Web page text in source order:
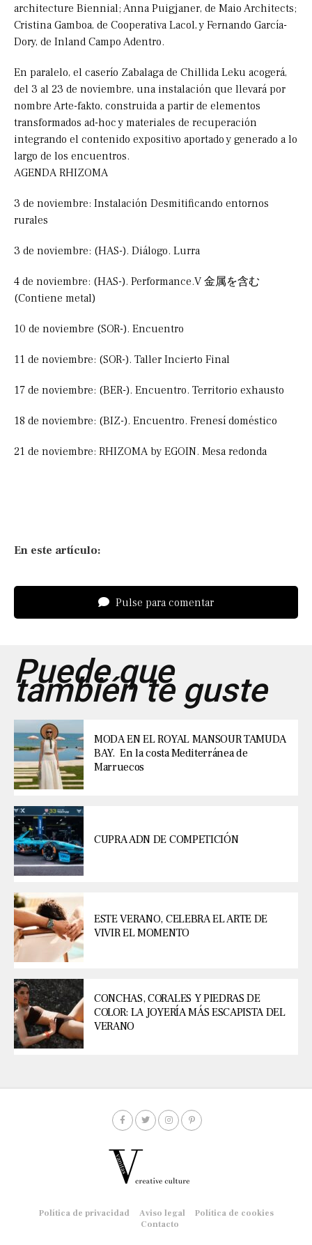
architecture Biennial; Anna Puigjaner, de Maio Architects;
Cristina Gamboa, de Cooperativa Lacol, y Fernando García-
Dory, de Inland Campo Adentro.
En paralelo, el caserío Zabalaga de Chillida Leku acogerá,
del 3 al 23 de noviembre, una instalación que llevará por
nombre Arte-fakto, construida a partir de elementos
transformados ad-hoc y materiales de recuperación
integrando el contenido expositivo aportado y generado a lo
largo de los encuentros.
AGENDA RHIZOMA
3 de noviembre: Instalación Desmitificando entornos
rurales
3 de noviembre: (HAS-). Diálogo. Lurra
4 de noviembre: (HAS-). Performance.V 金属を含む
(Contiene metal)
10 de noviembre (SOR-). Encuentro
11 de noviembre: (SOR-). Taller Incierto Final
17 de noviembre: (BER-). Encuentro. Territorio exhausto
18 de noviembre: (BIZ-). Encuentro. Frenesí doméstico
21 de noviembre: RHIZOMA by EGOIN. Mesa redonda
En este artículo:
Pulse para comentar
Puede que
también te guste
MODA EN EL ROYAL MANSOUR TAMUDA
BAY. En la costa Mediterránea de
Marruecos
CUPRA ADN DE COMPETICIÓN
ESTE VERANO, CELEBRA EL ARTE DE
VIVIR EL MOMENTO
CONCHAS, CORALES Y PIEDRAS DE
COLOR: LA JOYERÍA MÁS ESCAPISTA DEL
VERANO
Política de privacidad Aviso legal
Política de cookies
Contacto